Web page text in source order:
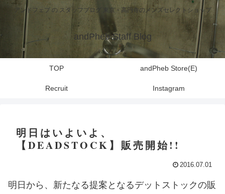
アンドフェブ の スタッフブログ 東京・高円寺のメンズセレクトショップ
andPheb Staff Blog
TOP andPheb Store(E)
Recruit Instagram
明日はいよいよ、
【DEADSTOCK】販売開始!!
2016.07.01
明日から、新たなる提案となるデットストックの販